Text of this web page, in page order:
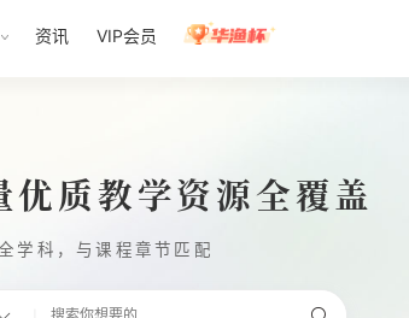
资讯 VIP会员
质教学资源全覆盖
学科，与课程章节匹配